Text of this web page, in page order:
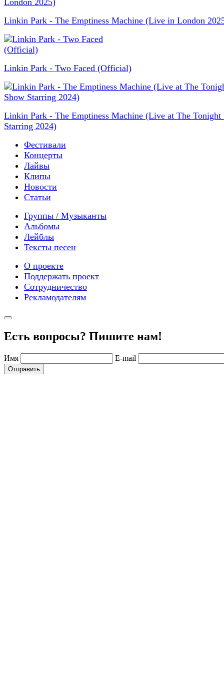
Linkin Park - The Emptiness Machine (Live in London
Linkin Park - Two Faced (Official)
Linkin Park - The Emptiness Machine (Live at The Tonight
Starring 2024)
Фестивали
Концерты
Лайвы
Клипы
Новости
Статьи
Группы / Музыканты
Альбомы
Лейблы
Тексты песен
О проекте
Поддержать проект
Сотрудничество
Рекламодателям
Есть вопросы? Пишите нам!
Имя E-mail